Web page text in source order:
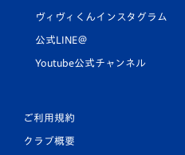
ヴィヴィくんインスタグラム
公式LINE＠
Youtube公式チャンネル
ご利用規約
クラブ概要